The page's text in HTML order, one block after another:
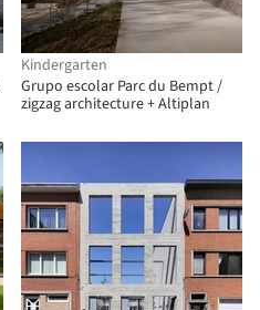
Kindergarten
Grupo escolar Parc du Bempt /
zigzag architecture + Altiplan